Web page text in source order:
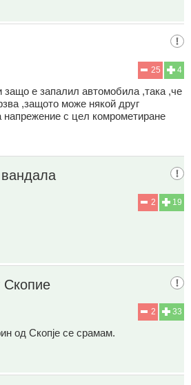
4
25
е запалил автомобила ,така ,че
,защото може някой друг
с цел комрометиране
19
2
Скопие
33
2
од Скопје се срамам.